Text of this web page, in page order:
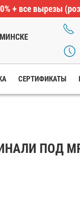
+ все вырезы
СЕРТИФИКАТЫ
ПОД